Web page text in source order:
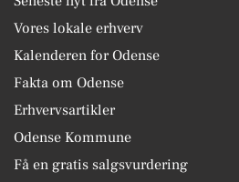
Vores lokale erhverv
Kalenderen for Odense
Fakta om Odense
Erhvervsartikler
Odense Kommune
Få en gratis salgsvurdering